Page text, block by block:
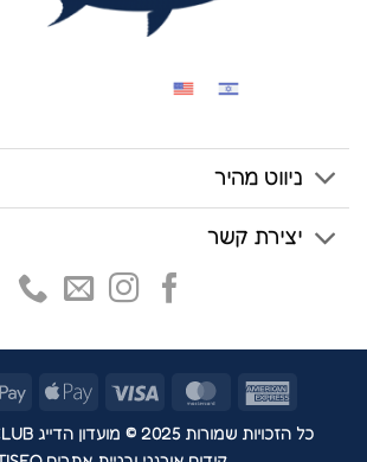
ניווט מהיר
יצירת קשר
American
MasterCard
Visa
Apple
כל הזכויות שמורות 2025 © מועדון הדייג FISHERMAN CLUB